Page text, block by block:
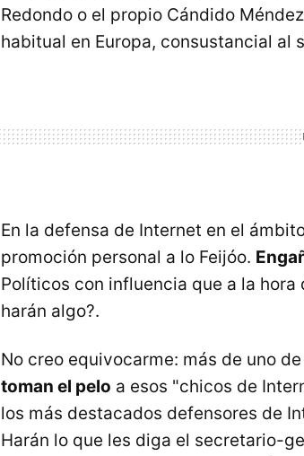
Redondo o el propio Cándido
habitual en Europa, consustancial al
En la defensa de Internet en el
promoción personal a lo Feijóo.
Políticos con influencia que a la
harán algo?.
No creo equivocarme: más de uno
toman el pelo a esos "chicos de
los más destacados defensores de
Harán lo que les diga el secretario-